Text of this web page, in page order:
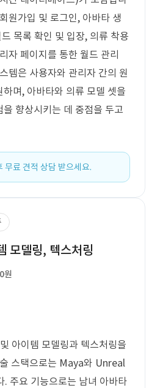
원가입 및 로그인, 아바타 생
목록 확인 및 입장, 의류 착용
자 페이지를 통한 월드 관리
템은 사용자와 관리자 간의 원
며, 아바타와 의류 모델 셋을
향상시키는 데 중점을 두고
무료 견적 상담 받으세요.
모델링, 텍스처링
원
아이템 모델링과 텍스처링을
스택으로는 Maya와 Unreal
주요 기능으로는 남녀 아바타